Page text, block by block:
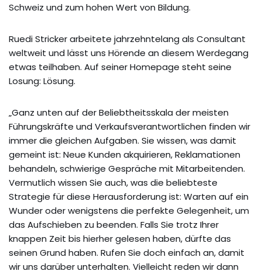
Schweiz und zum hohen Wert von Bildung.
Ruedi Stricker arbeitete jahrzehntelang als Consultant
weltweit und lässt uns Hörende an diesem Werdegang
etwas teilhaben. Auf seiner Homepage steht seine
Losung: Lösung.
„Ganz unten auf der Beliebtheitsskala der meisten
Führungskräfte und Verkaufsverantwortlichen finden wir
immer die gleichen Aufgaben. Sie wissen, was damit
gemeint ist: Neue Kunden akquirieren, Reklamationen
behandeln, schwierige Gespräche mit Mitarbeitenden.
Vermutlich wissen Sie auch, was die beliebteste
Strategie für diese Herausforderung ist: Warten auf ein
Wunder oder wenigstens die perfekte Gelegenheit, um
das Aufschieben zu beenden. Falls Sie trotz Ihrer
knappen Zeit bis hierher gelesen haben, dürfte das
seinen Grund haben. Rufen Sie doch einfach an, damit
wir uns darüber unterhalten. Vielleicht reden wir dann